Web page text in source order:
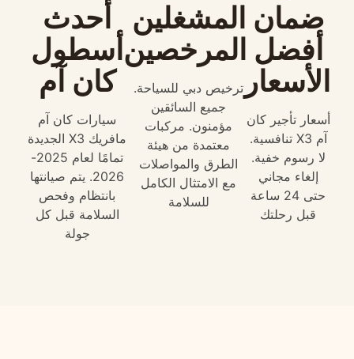
ضمان
أفضل
الأسعار
أسعار تأجير كان
آم X3 تنافسية.
لا رسوم خفية.
إلغاء مجاني
حتى 24 ساعة
قبل رحلتك
المشغلين
المرخصين
ترخيص دبي للسياحة.
جميع السائقين
مؤمنون. مركبات
معتمدة من هيئة
الطرق والمواصلات
مع الامتثال الكامل
للسلامة
أحدث
أسطول
كان آم
سيارات كان آم
مافريك X3 الجديدة
تمامًا لعام 2025-
2026. يتم صيانتها
بانتظام وفحص
السلامة قبل كل
جولة